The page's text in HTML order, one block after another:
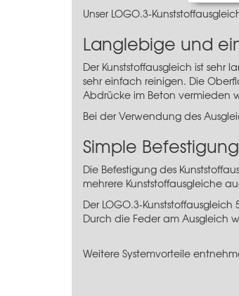
Unser LOGO.3-
Langlebige und
Der Kunststoffausgleich ist
sehr einfach reinigen. Die
Abdrücke im Beton vermieden
Bei der Verwendung des
Simple
Die Befestigung des
mehrere Kunststoffausgleiche
Der LOGO.3-
Durch die Feder am Ausgleich
Weitere Systemvorteile